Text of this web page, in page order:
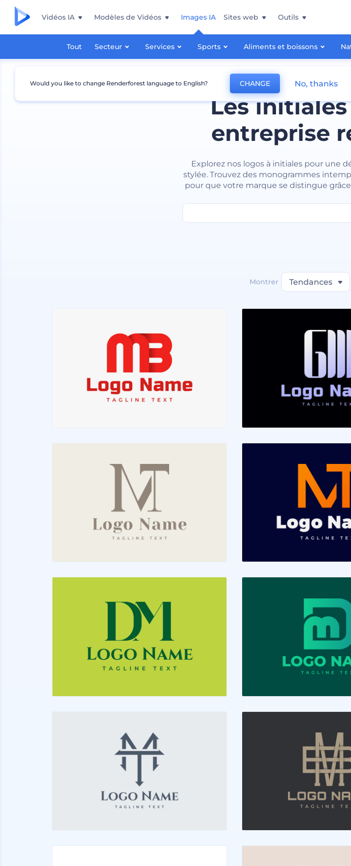
Vidéos IA Modèles de Vidéos Images IA
Tout Secteur Services Sports Aliments et boissons
Sites web Outils
Les
entreprise
Explorez nos logos à initiales pour une
stylée. Trouvez des monogrammes
pour que votre marque se distingue
Montrer Tendances
Would you like to change Renderforest language to English? CHANGE No, thanks